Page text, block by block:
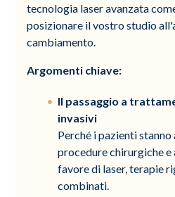
tecnologia laser avanzata
posizionare il vostro studio
cambiamento.
Argomenti chiave:
Il passaggio a
invasivi
Perché i pazienti
procedure chirurgiche e
favore di laser, terapie
combinati.